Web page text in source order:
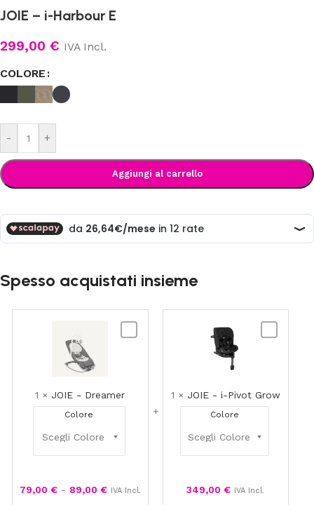
JOIE – i-Harbour E
299,00 € IVA Incl.
COLORE
- +
Aggiungi al carrello
Spesso acquistati insieme
1 × JOIE - Dreamer
Colore
79,00 € - 89,00 € IVA Incl.
Grow
1 × JOIE - i-Pivot Grow
Colore
349,00 € IVA Incl.